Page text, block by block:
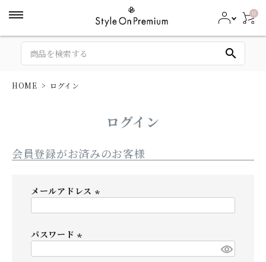
0
search
HOME ログイン
ログイン
会員登録がお済みのお客様
メールアドレス
パスワード